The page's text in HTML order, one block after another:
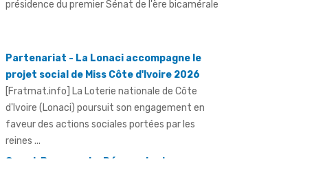
projet social de Miss Côte d'Ivoire 2026
[Fratmat.info] La Loterie nationale de Côte
d'Ivoire (Lonaci) poursuit son engagement en
faveur des actions sociales portées par les
reines ...